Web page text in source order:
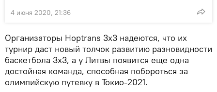
4 июня 2020, 21:36
Организаторы Hoptrans 3x3 надеются, что их
турнир даст новый толчок развитию разновидности
баскетбола 3х3, а у Литвы появится еще одна
достойная команда, способная побороться за
олимпийскую путевку в Токио-2021.